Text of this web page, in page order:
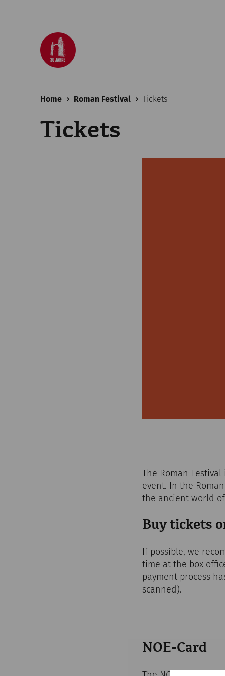
Home Roman Festival Tickets
Tickets
The Roman
event. In the
the ancient world
Buy tickets
If possible, we
time at the box
payment process
scanned).
NOE-Card